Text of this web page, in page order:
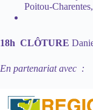
Poitou-
18h CLÔTURE
En partenariat avec :